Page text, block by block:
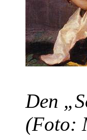
Den
(Foto: